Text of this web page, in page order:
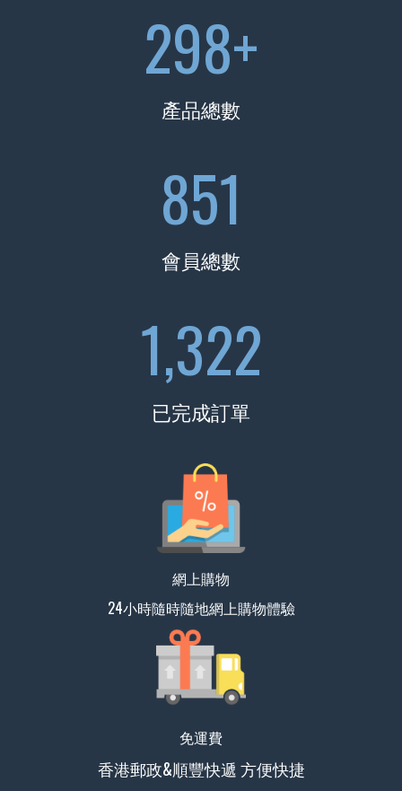
300+
產品總數
856
會員總數
1,341
已完成訂單
網上購物
24小時隨時隨地網上購物體驗
免運費
香港郵政&順豐快遞 方便快捷